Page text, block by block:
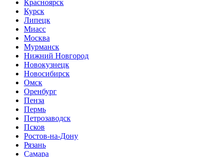
Красноярск
Курск
Липецк
Миасс
Москва
Мурманск
Нижний Новгород
Новокузнецк
Новосибирск
Омск
Оренбург
Пенза
Пермь
Петрозаводск
Псков
Ростов-на-Дону
Рязань
Самара